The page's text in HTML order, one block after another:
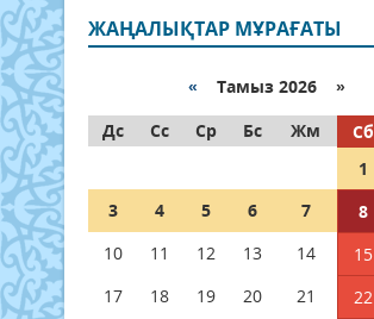
ЖАҢАЛЫҚТАР МҰРАҒАТЫ
« Тамыз 2026 »
Дс
Сс Ср Бс Жм Сб
1
3
4 5 6 7 8
10
11 12 13 14 15
17
18 19 20 21 22